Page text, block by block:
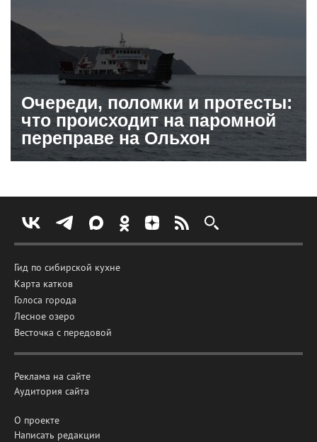
Очереди, поломки и протесты:
что происходит на паромной
переправе на Ольхон
Гид по сибирской кухне
Карта катков
Голоса города
Лесное озеро
Весточка с передовой
Реклама на сайте
Аудитория сайта
О проекте
Написать редакции